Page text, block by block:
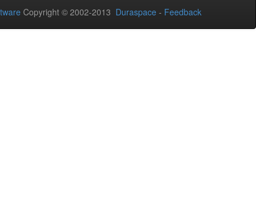
Copyright © 2002-2013 Duraspace - Feedback